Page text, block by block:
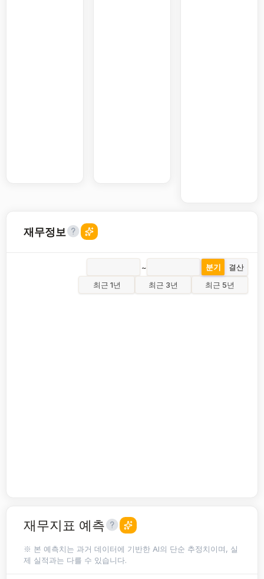
재무정보
~ 분기
결산
최근 1년
최근 3년 최근 5년
재무지표 예측
※ 본 예측치는 과거 데이터에 기반한 AI의 단순 추정치이며, 실
제 실적과는 다를 수 있습니다.